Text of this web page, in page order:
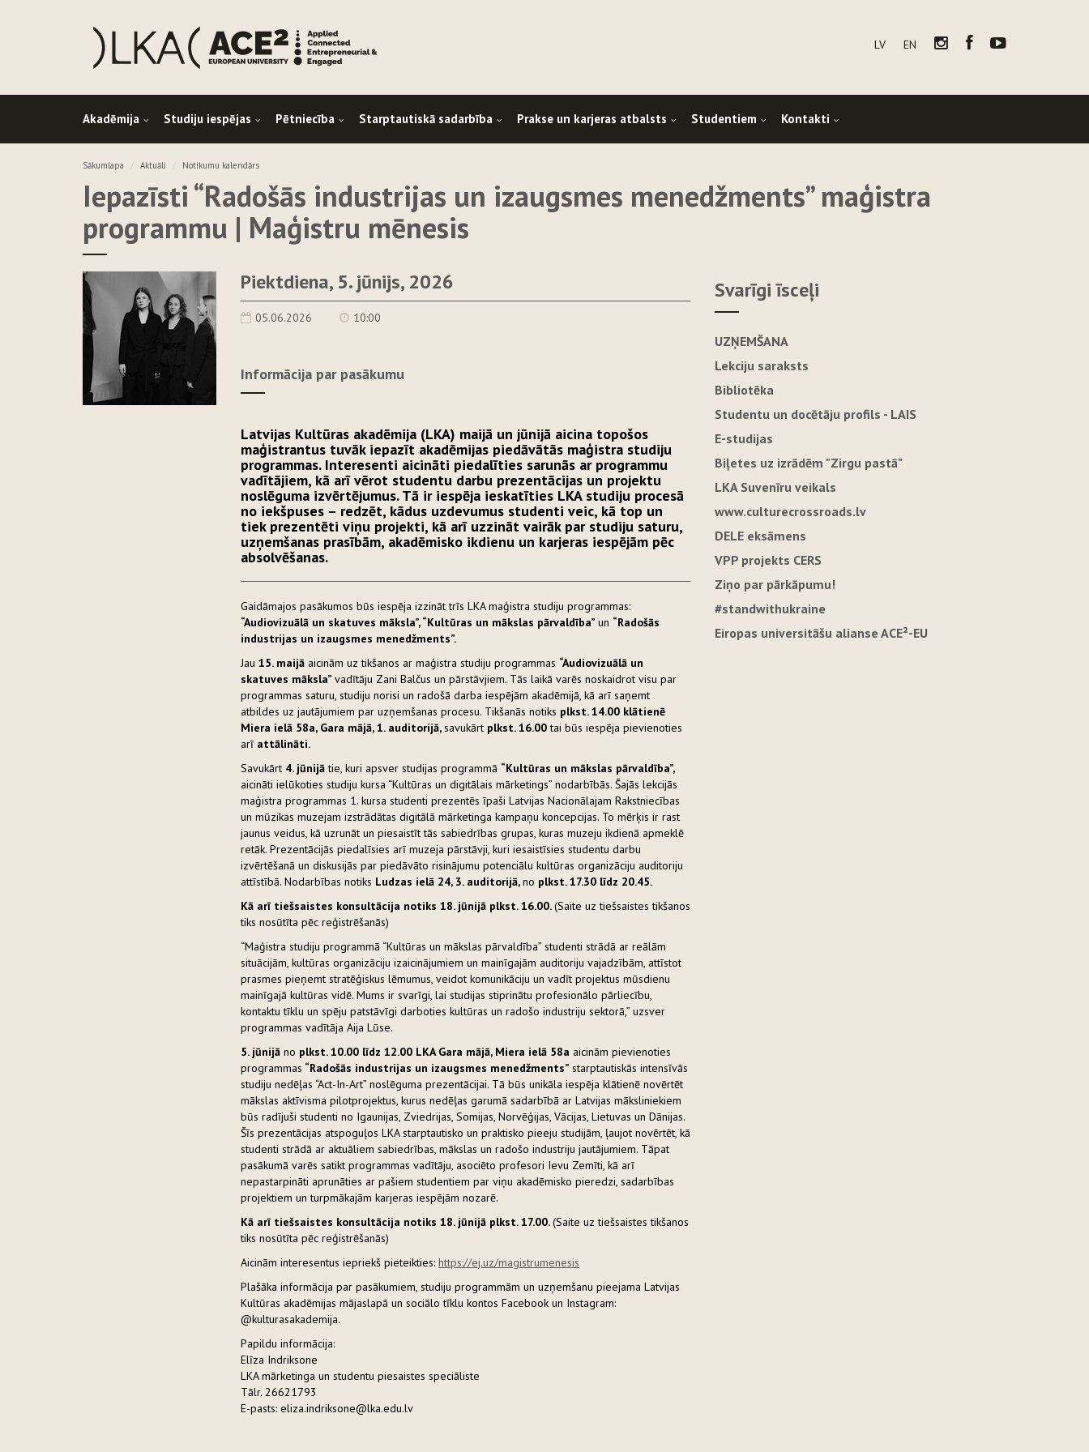
LV EN
Akadēmija Studiju iespējas Pētniecība Starptautiskā sadarbība Prakse un karjeras atbalsts Studentiem Kontakti
Sākumlapa Aktuāli Notikumu kalendārs
Iepazīsti “Radošās industrijas un izaugsmes menedžments” maģistra
programmu | Maģistru mēnesis
Piektdiena, 5. jūnijs, 2026
05.06.2026 10:00
Informācija par pasākumu
Latvijas Kultūras akadēmija (LKA) maijā un jūnijā aicina topošos
maģistrantus tuvāk iepazīt akadēmijas piedāvātās maģistra studiju
programmas. Interesenti aicināti piedalīties sarunās ar programmu
vadītājiem, kā arī vērot studentu darbu prezentācijas un projektu
noslēguma izvērtējumus. Tā ir iespēja ieskatīties LKA studiju procesā
no iekšpuses – redzēt, kādus uzdevumus studenti veic, kā top un
tiek prezentēti viņu projekti, kā arī uzzināt vairāk par studiju saturu,
uzņemšanas prasībām, akadēmisko ikdienu un karjeras iespējām pēc
absolvēšanas.
Gaidāmajos pasākumos būs iespēja izzināt trīs LKA maģistra studiju programmas:
“Audiovizuālā un skatuves māksla”, “Kultūras un mākslas pārvaldība” un “Radošās
industrijas un izaugsmes menedžments”.
Jau 15. maijā aicinām uz tikšanos ar maģistra studiju programmas “Audiovizuālā un
skatuves māksla” vadītāju Zani Balčus un pārstāvjiem. Tās laikā varēs noskaidrot visu par
programmas saturu, studiju norisi un radošā darba iespējām akadēmijā, kā arī saņemt
atbildes uz jautājumiem par uzņemšanas procesu. Tikšanās notiks plkst. 14.00 klātienē
Miera ielā 58a, Gara mājā, 1. auditorijā,savukārt plkst. 16.00tai būs iespēja pievienoties
arī attālināti.
Savukārt 4. jūnijātie, kuri apsver studijas programmā “Kultūras un mākslas pārvaldība”,
aicināti ielūkoties studiju kursa “Kultūras un digitālais mārketings” nodarbībās. Šajās lekcijās
maģistra programmas 1. kursa studenti prezentēs īpaši Latvijas Nacionālajam Rakstniecības
un mūzikas muzejam izstrādātas digitālā mārketinga kampaņu koncepcijas. To mērķis ir rast
jaunus veidus, kā uzrunāt un piesaistīt tās sabiedrības grupas, kuras muzeju ikdienā apmeklē
retāk. Prezentācijās piedalīsies arī muzeja pārstāvji, kuri iesaistīsies studentu darbu
izvērtēšanā un diskusijās par piedāvāto risinājumu potenciālu kultūras organizāciju auditoriju
attīstībā. Nodarbības notiks Ludzas ielā 24, 3. auditorijā,no plkst. 17.30 līdz 20.45.
Kā arī tiešsaistes konsultācija notiks 18. jūnijā plkst. 16.00.(Saite uz tiešsaistes tikšanos
tiks nosūtīta pēc reģistrēšanās)
“Maģistra studiju programmā “Kultūras un mākslas pārvaldība” studenti strādā ar reālām
situācijām, kultūras organizāciju izaicinājumiem un mainīgajām auditoriju vajadzībām, attīstot
prasmes pieņemt stratēģiskus lēmumus, veidot komunikāciju un vadīt projektus mūsdienu
mainīgajā kultūras vidē. Mums ir svarīgi, lai studijas stiprinātu profesionālo pārliecību,
kontaktu tīklu un spēju patstāvīgi darboties kultūras un radošo industriju sektorā,” uzsver
programmas vadītāja Aija Lūse.
5. jūnijā no plkst. 10.00 līdz 12.00 LKA Gara mājā, Miera ielā 58a aicinām pievienoties
programmas “Radošās industrijas un izaugsmes menedžments” starptautiskās intensīvās
studiju nedēļas “Act-In-Art” noslēguma prezentācijai. Tā būs unikāla iespēja klātienē novērtēt
mākslas aktīvisma pilotprojektus, kurus nedēļas garumā sadarbībā ar Latvijas māksliniekiem
būs radījuši studenti no Igaunijas, Zviedrijas, Somijas, Norvēģijas, Vācijas, Lietuvas un Dānijas.
Šīs prezentācijas atspoguļos LKA starptautisko un praktisko pieeju studijām, ļaujot novērtēt, kā
studenti strādā ar aktuāliem sabiedrības, mākslas un radošo industriju jautājumiem. Tāpat
pasākumā varēs satikt programmas vadītāju, asociēto profesori Ievu Zemīti, kā arī
nepastarpināti aprunāties ar pašiem studentiem par viņu akadēmisko pieredzi, sadarbības
projektiem un turpmākajām karjeras iespējām nozarē.
Kā arī tiešsaistes konsultācija notiks 18. jūnijā plkst. 17.00.(Saite uz tiešsaistes tikšanos
tiks nosūtīta pēc reģistrēšanās)
Aicinām interesentus iepriekš pieteikties: https://ej.uz/magistrumenesis
Plašāka informācija par pasākumiem, studiju programmām un uzņemšanu pieejama Latvijas
Kultūras akadēmijas mājaslapā un sociālo tīklu kontos Facebook un Instagram:
@kulturasakademija.
Papildu informācija:
Elīza Indriksone
LKA mārketinga un studentu piesaistes speciāliste
Tālr. 26621793
E-pasts: eliza.indriksone@lka.edu.lv
Svarīgi īsceļi
UZŅEMŠANA
Lekciju saraksts
Bibliotēka
Studentu un docētāju profils - LAIS
E-studijas
Biļetes uz izrādēm "Zirgu pastā"
LKA Suvenīru veikals
www.culturecrossroads.lv
DELE eksāmens
VPP projekts CERS
Ziņo par pārkāpumu!
#standwithukraine
Eiropas universitāšu alianse ACE²-EU